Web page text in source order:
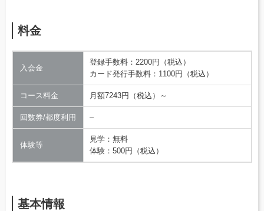
料金
入会金
登録手数料：2200円（税込）
カード発行手数料：1100円（税込）
コース料金 月額7243円（税込）～
回数券/都度利用 –
体験等
見学：無料
体験：500円（税込）
基本情報